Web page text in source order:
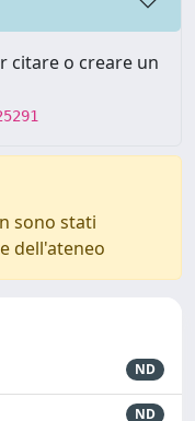
citare o creare un
sono stati
dell'ateneo
ND
ND